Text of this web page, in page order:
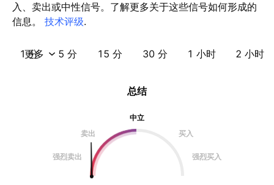
入、卖出或中性信号。了解更多关于这些信号如何形成的
信息。 技术评级.
1 分 5 分 15 分 30 分 1 小时 2 小时
更多
总结
中立
卖出
买入
强烈卖出 强烈买入